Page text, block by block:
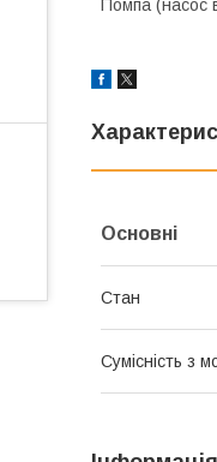
Помпа (насос
Основні
Стан
Сумісність з